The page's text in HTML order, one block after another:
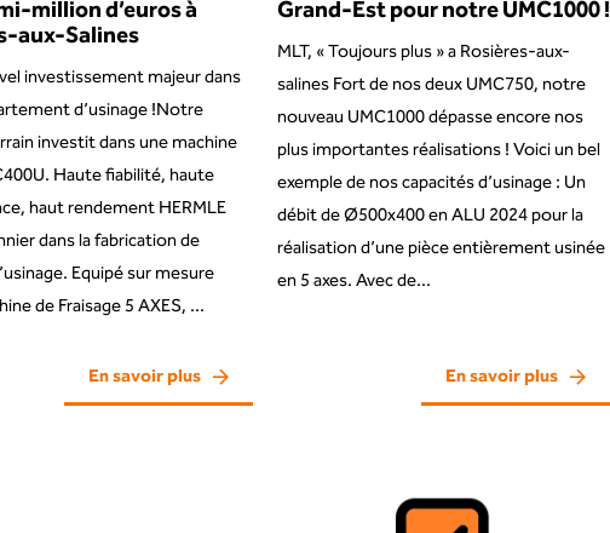
million d’euros à
aux-Salines
investissement majeur dans
d’usinage !Notre
investit dans une machine
Haute fiabilité, haute
haut rendement HERMLE
dans la fabrication de
Equipé sur mesure
de Fraisage 5 AXES, ...
En savoir plus
Grand-Est pour notre UMC1000 !
MLT, « Toujours plus » a Rosières-aux-
salines Fort de nos deux UMC750, notre
nouveau UMC1000 dépasse encore nos
plus importantes réalisations ! Voici un bel
exemple de nos capacités d’usinage : Un
débit de Ø500x400 en ALU 2024 pour la
réalisation d’une pièce entièrement usinée
en 5 axes. Avec de...
En savoir plus